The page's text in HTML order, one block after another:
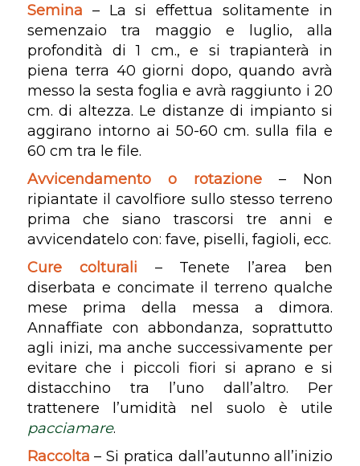
Semina – La si effettua solitamente in
semenzaio tra maggio e luglio, alla
profondità di 1 cm., e si trapianterà in
piena terra 40 giorni dopo, quando avrà
messo la sesta foglia e avrà raggiunto i 20
cm. di altezza. Le distanze di impianto si
aggirano intorno ai 50-60 cm. sulla fila e
60 cm tra le file.
Avvicendamento o rotazione – Non
ripiantate il cavolfiore sullo stesso terreno
prima che siano trascorsi tre anni e
avvicendatelo con: fave, piselli, fagioli, ecc.
Cure colturali – Tenete l’area ben
diserbata e concimate il terreno qualche
mese prima della messa a dimora.
Annaffiate con abbondanza, soprattutto
agli inizi, ma anche successivamente per
evitare che i piccoli fiori si aprano e si
distacchino tra l’uno dall’altro. Per
trattenere l’umidità nel suolo è utile
pacciamare.
Raccolta – Si pratica dall’autunno all’inizio